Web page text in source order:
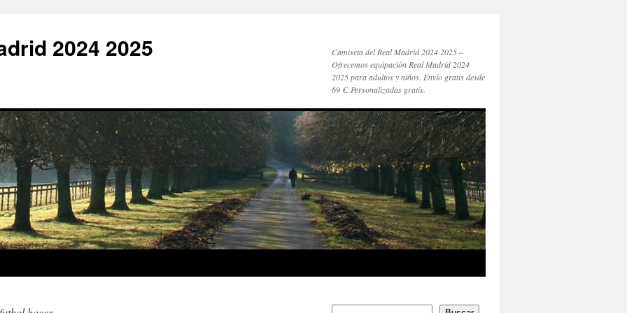
2024 2025
Camiseta del Real Madrid 2024 2025 –
Ofrecemos equipación Real Madrid 2024
2025 para adultos y niños. Envío gratis desde
69 €. Personalizadas gratis.